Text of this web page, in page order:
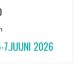
7.JUUNI 2026